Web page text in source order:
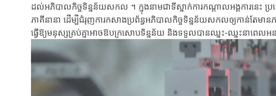
ដល់​អភិបាលកិច្ច​ទិន្នន័យ​សកល​ ។ ក្នុ​ងនាម​ជា​​ទីស្នាក់ការកណ្តាលអង្គការនេះ ប្
ភាគីនានា ដើម្បីជំរុញ​កា​រកសាងប្រព័ន្ធ​អភិបា​លកិច្ច​ទិន្នន័យ​សកលឲ្យកាន់តែមាន​
ធ្វើ​ឱ្យ​មនុស្សគ្រប់គ្នា​អាច​ឱបក្រសោបទិន្នន័យ​ និង​ទទួល​បាន​ឈ្នះ-ឈ្នះ​នាពេល​អ